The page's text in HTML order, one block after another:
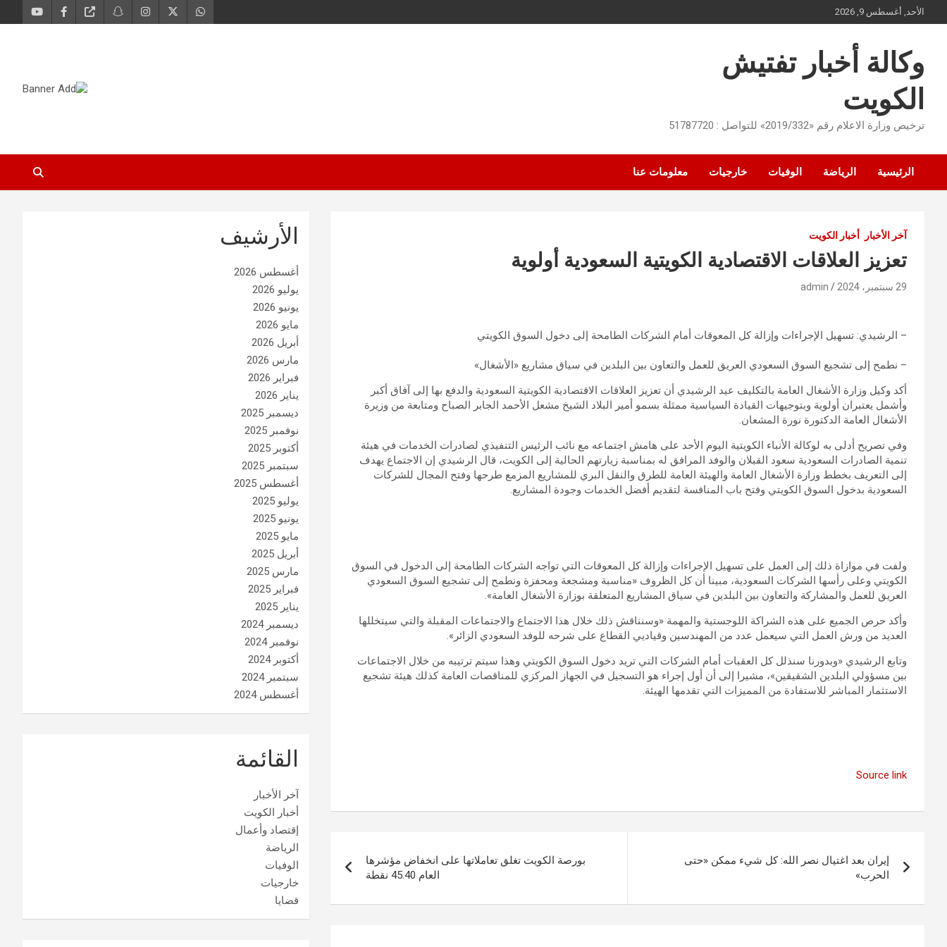
to
الأحد, أغسطس 9, 2026
وكالة أخبار تفتيش
الكويت
ترخيص وزارة الاعلام رقم «2019/332» للتواصل : 51787720
الرئيسية الرياضة الوفيات خارجيات معلومات عنا
آخر الأخبار أخبار الكويت
تعزيز العلاقات الاقتصادية الكويتية السعودية أولوية
29 سبتمبر، 2024 admin
– الرشيدي: تسهيل الإجراءات وإزالة كل المعوقات أمام الشركات الطامحة إلى دخول السوق الكويتي
– نطمح إلى تشجيع السوق السعودي العريق للعمل والتعاون بين البلدين في سياق مشاريع «الأشغال»
أكد وكيل وزارة الأشغال العامة بالتكليف عيد الرشيدي أن تعزيز العلاقات الاقتصادية الكويتية السعودية والدفع بها إلى آفاق أكبر
وأشمل يعتبران أولوية وبتوجيهات القيادة السياسية ممثلة بسمو أمير البلاد الشيخ مشعل الأحمد الجابر الصباح ومتابعة من وزيرة
الأشغال العامة الدكتورة نورة المشعان.
وفي تصريح أدلى به لوكالة الأنباء الكويتية اليوم الأحد على هامش اجتماعه مع نائب الرئيس التنفيذي لصادرات الخدمات في هيئة
تنمية الصادرات السعودية سعود القبلان والوفد المرافق له بمناسبة زيارتهم الحالية إلى الكويت، قال الرشيدي إن الاجتماع يهدف
إلى التعريف بخطط وزارة الأشغال العامة والهيئة العامة للطرق والنقل البري للمشاريع المزمع طرحها وفتح المجال للشركات
السعودية بدخول السوق الكويتي وفتح باب المنافسة لتقديم أفضل الخدمات وجودة المشاريع.
ولفت في موازاة ذلك إلى العمل على تسهيل الإجراءات وإزالة كل المعوقات التي تواجه الشركات الطامحة إلى الدخول في السوق
الكويتي وعلى رأسها الشركات السعودية، مبينا أن كل الظروف «مناسبة ومشجعة ومحفزة ونطمح إلى تشجيع السوق السعودي
العريق للعمل والمشاركة والتعاون بين البلدين في سياق المشاريع المتعلقة بوزارة الأشغال العامة».
وأكد حرص الجميع على هذه الشراكة اللوجستية والمهمة «وسنناقش ذلك خلال هذا الاجتماع والاجتماعات المقبلة والتي سيتخللها
العديد من ورش العمل التي سيعمل عدد من المهندسين وقياديي القطاع على شرحه للوفد السعودي الزائر».
وتابع الرشيدي «وبدورنا سنذلل كل العقبات أمام الشركات التي تريد دخول السوق الكويتي وهذا سيتم ترتيبه من خلال الاجتماعات
بين مسؤولي البلدين الشقيقين»، مشيرا إلى أن أول إجراء هو التسجيل في الجهاز المركزي للمناقصات العامة كذلك هيئة تشجيع
الاستثمار المباشر للاستفادة من المميزات التي تقدمها الهيئة.
Source link
المقالات
إيران بعد اغتيال نصر الله: كل شيء ممكن «حتى
الحرب»
بورصة الكويت تغلق تعاملاتها على انخفاض مؤشرها
العام 45.40 نقطة
الأرشيف
أغسطس 2026
يوليو 2026
يونيو 2026
مايو 2026
أبريل 2026
مارس 2026
فبراير 2026
يناير 2026
ديسمبر 2025
نوفمبر 2025
أكتوبر 2025
سبتمبر 2025
أغسطس 2025
يوليو 2025
يونيو 2025
مايو 2025
أبريل 2025
مارس 2025
فبراير 2025
يناير 2025
ديسمبر 2024
نوفمبر 2024
أكتوبر 2024
سبتمبر 2024
أغسطس 2024
القائمة
آخر الأخبار
أخبار الكويت
إقتصاد وأعمال
الرياضة
الوفيات
خارجيات
قضايا